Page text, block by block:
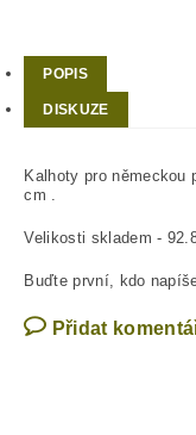
POPIS
DISKUZE
Kalhoty pro
cm .
Velikosti skladem -
Buďte první, kdo
Přidat